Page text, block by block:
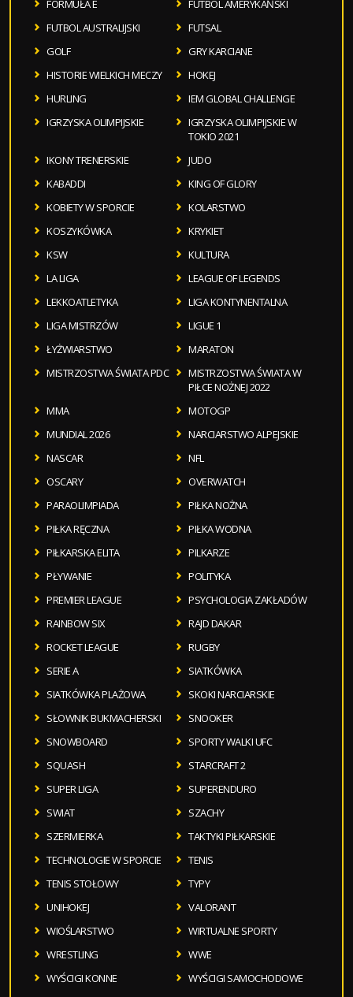
FORMUŁA E
FUTBOL AMERYKAŃSKI
FUTBOL AUSTRALIJSKI
FUTSAL
GOLF
GRY KARCIANE
HISTORIE WIELKICH MECZY
HOKEJ
HURLING
IEM GLOBAL CHALLENGE
IGRZYSKA OLIMPIJSKIE
IGRZYSKA OLIMPIJSKIE W
TOKIO 2021
IKONY TRENERSKIE
JUDO
KABADDI
KING OF GLORY
KOBIETY W SPORCIE
KOLARSTWO
KOSZYKÓWKA
KRYKIET
KSW
KULTURA
LA LIGA
LEAGUE OF LEGENDS
LEKKOATLETYKA
LIGA KONTYNENTALNA
LIGA MISTRZÓW
LIGUE 1
ŁYŻWIARSTWO
MARATON
MISTRZOSTWA ŚWIATA PDC
MISTRZOSTWA ŚWIATA W
PIŁCE NOŻNEJ 2022
MMA
MOTOGP
MUNDIAL 2026
NARCIARSTWO ALPEJSKIE
NASCAR
NFL
OSCARY
OVERWATCH
PARAOLIMPIADA
PIŁKA NOŻNA
PIŁKA RĘCZNA
PIŁKA WODNA
PIŁKARSKA ELITA
PILKARZE
PŁYWANIE
POLITYKA
PREMIER LEAGUE
PSYCHOLOGIA ZAKŁADÓW
RAINBOW SIX
RAJD DAKAR
ROCKET LEAGUE
RUGBY
SERIE A
SIATKÓWKA
SIATKÓWKA PLAŻOWA
SKOKI NARCIARSKIE
SŁOWNIK BUKMACHERSKI
SNOOKER
SNOWBOARD
SPORTY WALKI UFC
SQUASH
STARCRAFT 2
SUPER LIGA
SUPERENDURO
SWIAT
SZACHY
SZERMIERKA
TAKTYKI PIŁKARSKIE
TECHNOLOGIE W SPORCIE
TENIS
TENIS STOŁOWY
TYPY
UNIHOKEJ
VALORANT
WIOŚLARSTWO
WIRTUALNE SPORTY
WRESTLING
WWE
WYŚCIGI KONNE
WYŚCIGI SAMOCHODOWE